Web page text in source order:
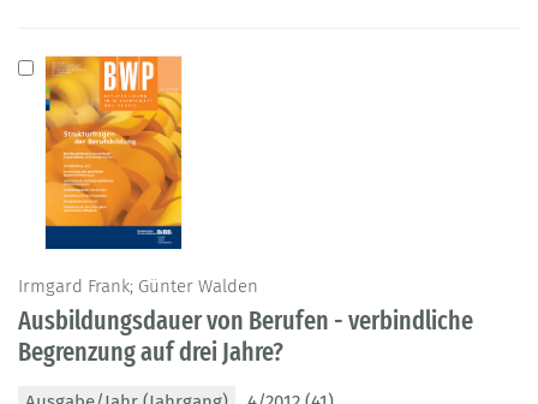
Irmgard Frank; Günter Walden
Ausbildungsdauer von Berufen - verbindliche
Begrenzung auf drei Jahre?